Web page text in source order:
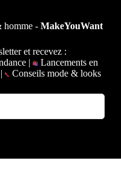
homme -MakeYouWant
et recevez :
|
Lancements en
Conseils mode & looks